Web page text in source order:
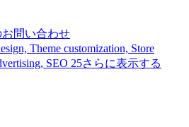
問い合わせ
Theme customization, Store
SEO 25さらに表示する